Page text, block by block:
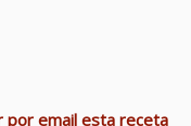
por email esta receta